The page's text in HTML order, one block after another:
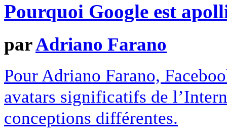
Pourquoi Google est
parAdriano Farano
Pour Adriano Farano,
avatars significatifs de
conceptions différentes.